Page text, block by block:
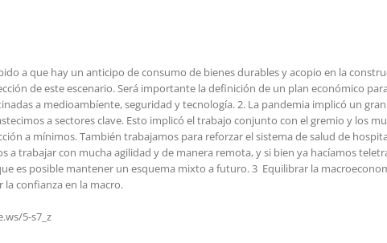
a que hay un anticipo de consumo de bienes durables y acopio en la
de este escenario. Será importante la definición de un plan económico
a medioambíente, seguridad y tecnología. 2. La pandemia implicó un
a sectores clave. Esto implicó el trabajo conjunto con el gremio y los
a mínimos. También trabajamos para reforzar el sistema de salud de
trabajar con mucha agilidad y de manera remota, y si bien ya hacíamos
es posible mantener un esquema mixto a futuro. 3 Equilibrar la
confianza en la macro.
5-s7_z